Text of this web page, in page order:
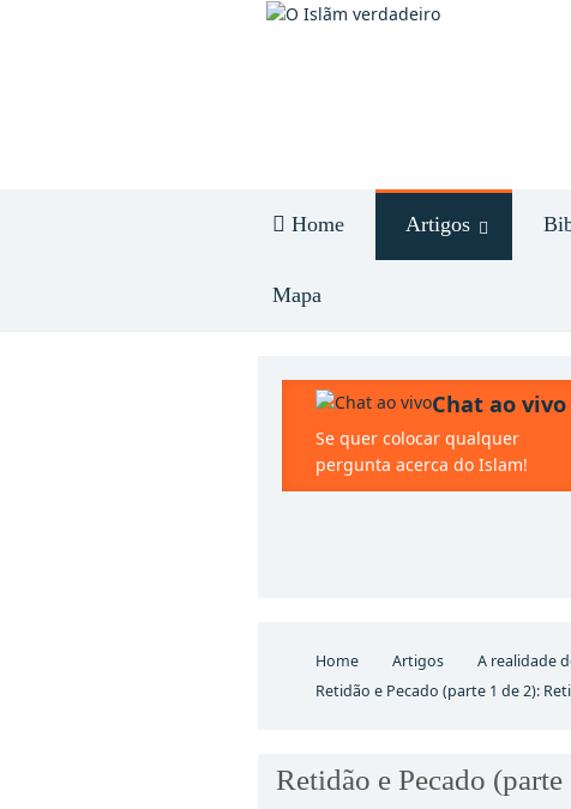
Home Artigos
Mapa
Chat ao vivo
Se quer colocar qualquer
pergunta acerca do Islam!
Home Artigos A realidade
Retidão e Pecado (parte 1 de 2):
Retidão e Pecado